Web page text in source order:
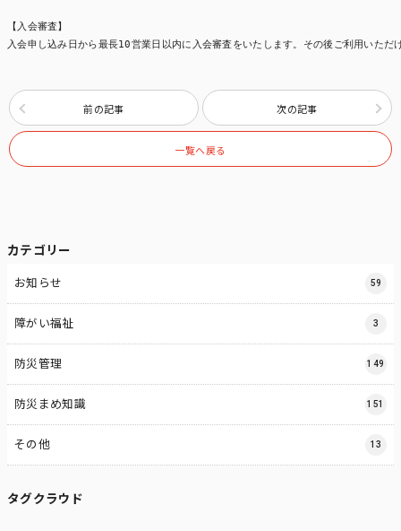
【入会審査】
入会申し込み日から最長10営業日以内に入会審査をいたします。その後ご利用いただ
前の記事 次の記事
一覧へ戻る
カテゴリー
お知らせ 59
障がい福祉 3
防災管理 149
防災まめ知識 151
その他 13
タグクラウド